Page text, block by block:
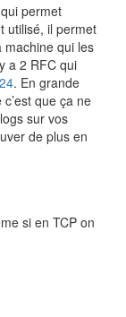
permet
utilisé, il permet
machine qui les
a 2 RFC qui
. En grande
que ça ne
sur vos
de plus en
si en TCP on